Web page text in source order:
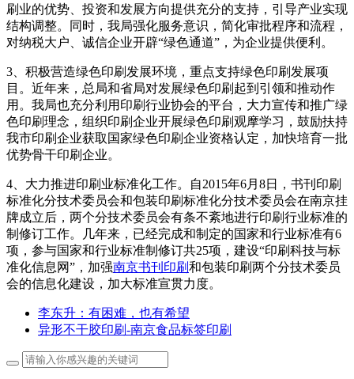
刷业的优势、投资和发展方向提供充分的支持，引导产业实现
结构调整。同时，我局强化服务意识，简化审批程序和流程，
对纳税大户、诚信企业开辟“绿色通道”，为企业提供便利。
3、积极营造绿色印刷发展环境，重点支持绿色印刷发展项
目。近年来，总局和省局对发展绿色印刷起到引领和推动作
用。我局也充分利用印刷行业协会的平台，大力宣传和推广绿
色印刷理念，组织印刷企业开展绿色印刷观摩学习，鼓励扶持
我市印刷企业获取国家绿色印刷企业资格认定，加快培育一批
优势骨干印刷企业。
4、大力推进印刷业标准化工作。自2015年6月8日，书刊印刷
标准化分技术委员会和包装印刷标准化分技术委员会在南京挂
牌成立后，两个分技术委员会有条不紊地进行印刷行业标准的
制修订工作。几年来，已经完成和制定的国家和行业标准有6
项，参与国家和行业标准制修订共25项，建设“印刷科技与标
准化信息网”，加强南京书刊印刷和包装印刷两个分技术委员
会的信息化建设，加大标准宣贯力度。
李东升：有困难，也有希望
异形不干胶印刷-南京食品标签印刷